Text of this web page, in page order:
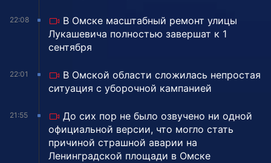
22:08
В Омске масштабный ремонт улицы
Лукашевича полностью завершат к 1
сентября
22:01
В Омской области сложилась непростая
ситуация с уборочной кампанией
21:55
До сих пор не было озвучено ни одной
официальной версии, что могло стать
причиной страшной аварии на
Ленинградской площади в Омске